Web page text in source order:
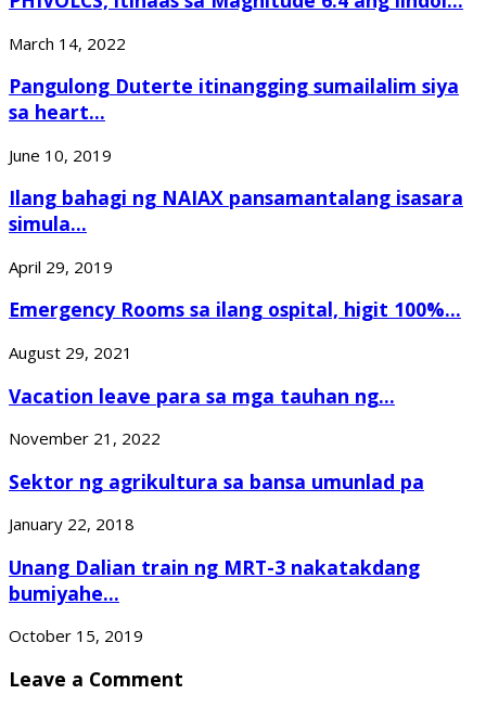
March 14, 2022
Pangulong Duterte itinangging sumailalim siya
sa heart...
June 10, 2019
Ilang bahagi ng NAIAX pansamantalang isasara
simula...
April 29, 2019
Emergency Rooms sa ilang ospital, higit 100%...
August 29, 2021
Vacation leave para sa mga tauhan ng...
November 21, 2022
Sektor ng agrikultura sa bansa umunlad pa
January 22, 2018
Unang Dalian train ng MRT-3 nakatakdang
bumiyahe...
October 15, 2019
Leave a Comment